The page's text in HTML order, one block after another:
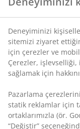
Satın alma
Seçtiğiniz hızlı
İstiflenebilir
ve toz kaplama
Textiline, çabuk
rengi solmayan
paslanmaz hafif ve
Deneyiminizi
sitemizi ziyaret
için çerezler ve mobil
Çerezler,
sağlamak için
Pazarlama
statik reklamlar için
ortaklarımızla (ör.
“Değiştir”